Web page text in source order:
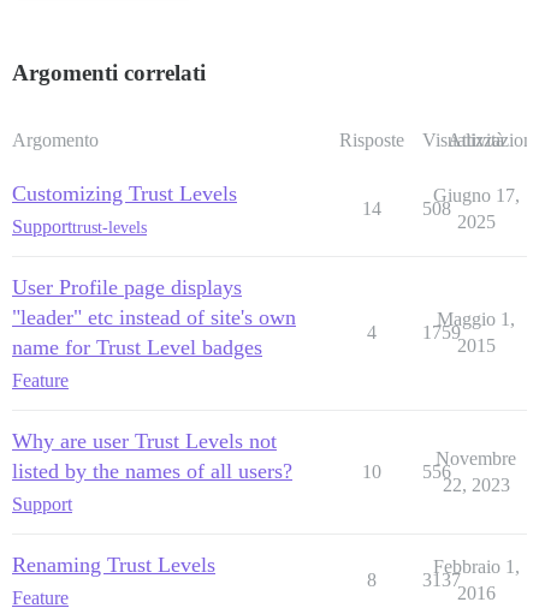
Argomenti correlati
Argomento Risposte Visualizzazioni
Attività
Customizing Trust Levels
Supporttrust-levels
14 508
Giugno 17,
2025
User Profile page displays
"leader" etc instead of site's own
name for Trust Level badges
Feature
4 1759
Maggio 1,
2015
Why are user Trust Levels not
listed by the names of all users?
Support
10 556
Novembre
22, 2023
Renaming Trust Levels
Feature
8 3137
Febbraio 1,
2016